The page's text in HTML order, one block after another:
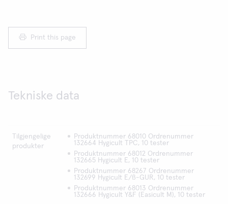
Print this page
Tekniske data
Tilgjengelige
produkter
Produktnummer 68010 Ordrenummer
132664 Hygicult TPC, 10 tester
Produktnummer 68012 Ordrenummer
132665 Hygicult E, 10 tester
Produktnummer 68267 Ordrenummer
132699 Hygicult E/ß-GUR, 10 tester
Produktnummer 68013 Ordrenummer
132666 Hygicult Y&F (Easicult M), 10 tester